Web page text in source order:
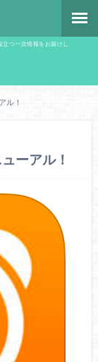
つ一次情報をお届けし
ル！
ーアル！